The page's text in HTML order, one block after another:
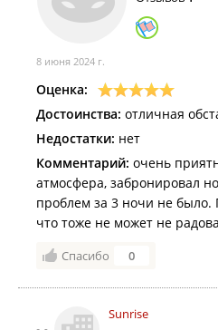
Информацию уточнять у
В каждом номере имеется
приготовления еды.
Услуги:
Отель организует за
Трансфер с аэропорта;
Завтрак;
Визовое приглашение
Хранение ценных вещей
сфере туристской индустрии.
8 июня 2024 г.
Оценка:
Достоинства: отличная
Недостатки: нет
Комментарий: очень
атмосфера, забронировал
проблем за 3 ночи не
что тоже не может не
Спасибо 0
Sunrise